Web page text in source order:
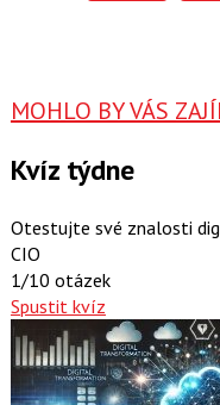
MOHLO BY VÁS
Kvíz týdne
Otestujte své znalosti
CIO
1/10 otázek
Spustit kvíz